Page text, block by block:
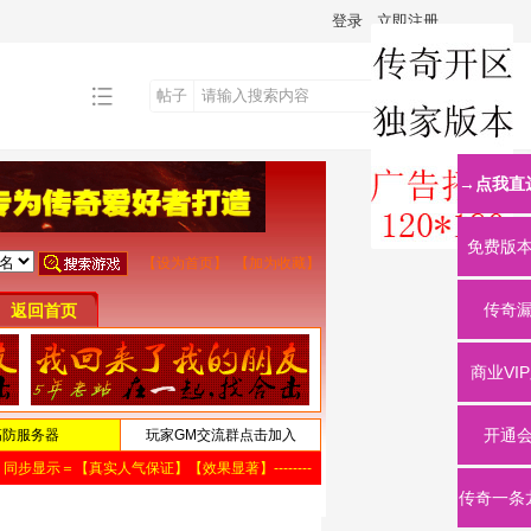
登录 立即注册
帖子
搜
索
→点我直
免费版
传奇
商业
开通
传奇一条